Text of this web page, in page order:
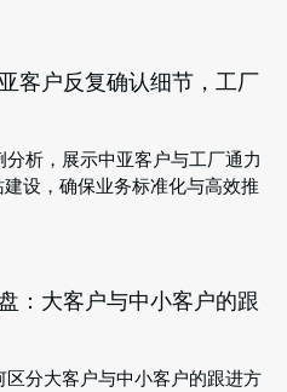
客户反复确认细节，工厂
析，展示中亚客户与工厂通力
设，确保业务标准化与高效推
：大客户与中小客户的跟
分大客户与中小客户的跟进方